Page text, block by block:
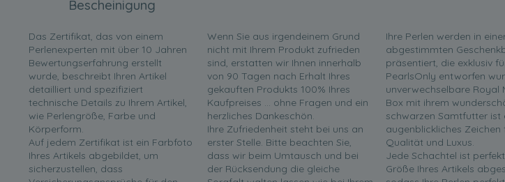
Bescheinigung
Das Zertifikat, das von einem
Perlenexperten mit über 10 Jahren
Bewertungserfahrung erstellt
wurde, beschreibt Ihren Artikel
detailliert und spezifiziert
technische Details zu Ihrem Artikel,
wie Perlengröße, Farbe und
Körperform.
Auf jedem Zertifikat ist ein Farbfoto
Ihres Artikels abgebildet, um
sicherzustellen, dass
Wenn Sie aus irgendeinem Grund
nicht mit Ihrem Produkt zufrieden
sind, erstatten wir Ihnen innerhalb
von 90 Tagen nach Erhalt Ihres
gekauften Produkts 100% Ihres
Kaufpreises ... ohne Fragen und ein
herzliches Dankeschön.
Ihre Zufriedenheit steht bei uns an
erster Stelle. Bitte beachten Sie,
dass wir beim Umtausch und bei
der Rücksendung die gleiche
Ihre Perlen werden in
abgestimmten
präsentiert, die exklusiv
PearlsOnly entworfen
unverwechselbare Royal
Box mit ihrem
schwarzen Samtfutter ist
augenblickliches Zeichen
Qualität und Luxus.
Jede Schachtel ist
Größe Ihres Artikels